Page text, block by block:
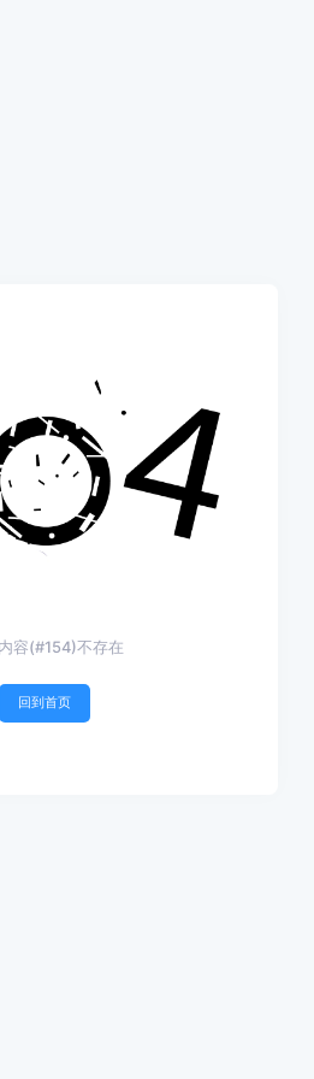
容(#154)不存在
回到首页